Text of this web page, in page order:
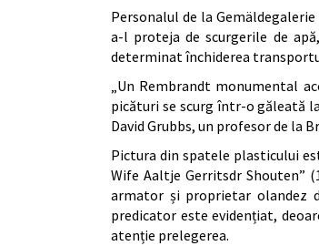
Personalul de la
a-l proteja de scurgerile de
determinat închiderea
„Un Rembrandt monumental
picături se scurg într-o găleată
David Grubbs, un profesor de la
Pictura din spatele plasticului
Wife Aaltje Gerritsdr Shouten”
armator și proprietar olandez
predicator este evidențiat,
atenție prelegerea.